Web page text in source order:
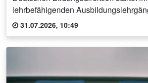
lehrbefähigenden
31.07.2026, 10:49